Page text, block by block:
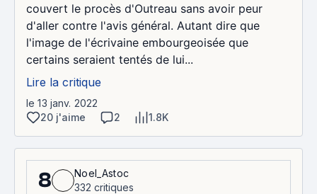
couvert le procès d'Outreau sans avoir peur
d'aller contre l'avis général. Autant dire que
l'image de l'écrivaine embourgeoisée que
certains seraient tentés de lui...
Lire la critique
le 13 janv. 2022
20 j'aime
2 1.8K
8
Noel_Astoc
332 critiques